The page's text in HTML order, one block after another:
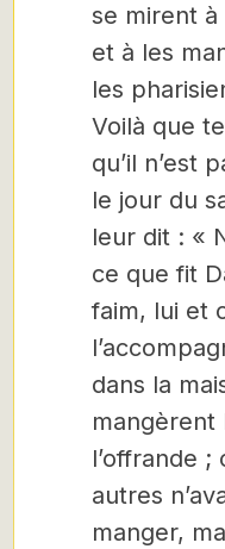
se mirent
et à les
les
Voilà que
qu’il n’est
le jour du
leur dit : «
ce que fit
faim, lui et
dans la
mangèrent
l’offrande ;
autres
manger,